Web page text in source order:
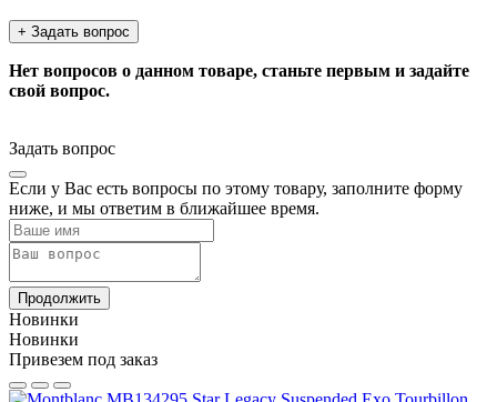
+ Задать вопрос
Нет вопросов о данном товаре, станьте первым и задайте
свой вопрос.
Задать вопрос
Если у Вас есть вопросы по этому товару, заполните форму
ниже, и мы ответим в ближайшее время.
Продолжить
Новинки
Новинки
Привезем под заказ